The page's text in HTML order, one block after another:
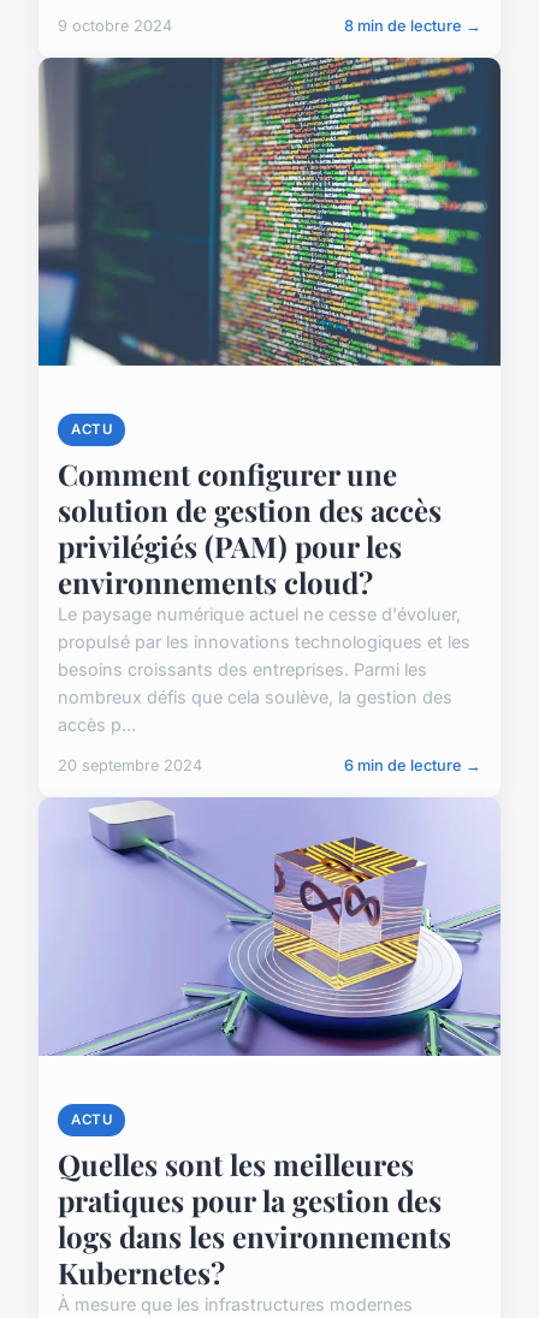
9 octobre 2024 8 min de lecture →
ACTU
Comment configurer une
solution de gestion des accès
privilégiés (PAM) pour les
environnements cloud?
Le paysage numérique actuel ne cesse d'évoluer,
propulsé par les innovations technologiques et les
besoins croissants des entreprises. Parmi les
nombreux défis que cela soulève, la gestion des
accès p...
20 septembre 2024 6 min de lecture →
ACTU
Quelles sont les meilleures
pratiques pour la gestion des
logs dans les environnements
Kubernetes?
À mesure que les infrastructures modernes